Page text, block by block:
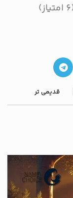
قدیمی تر